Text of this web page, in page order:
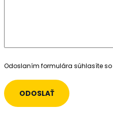
Odoslaním formulára súhlasíte so